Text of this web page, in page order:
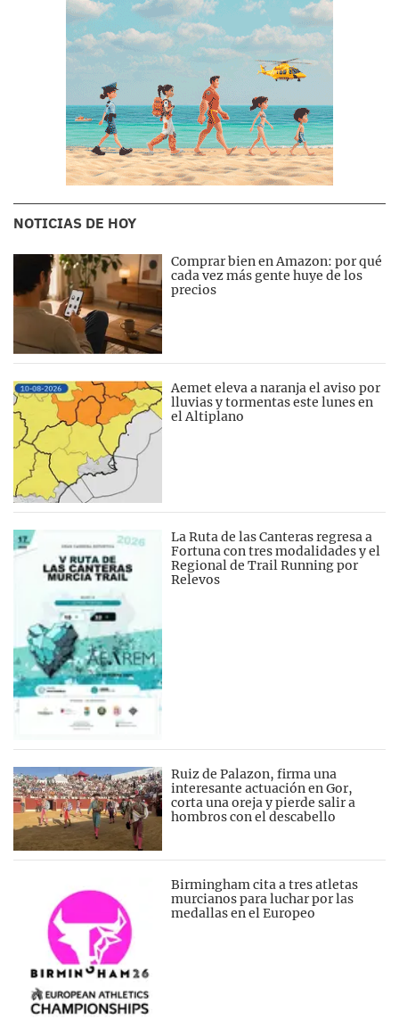
NOTICIAS DE HOY
Comprar bien en Amazon: por qué
cada vez más gente huye de los
precios
Aemet eleva a naranja el aviso por
lluvias y tormentas este lunes en
el Altiplano
La Ruta de las Canteras regresa a
Fortuna con tres modalidades y el
Regional de Trail Running por
Relevos
Ruiz de Palazon, firma una
interesante actuación en Gor,
corta una oreja y pierde salir a
hombros con el descabello
Birmingham cita a tres atletas
murcianos para luchar por las
medallas en el Europeo